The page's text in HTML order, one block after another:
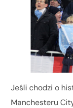
Jeśli chodzi o
Manchesteru